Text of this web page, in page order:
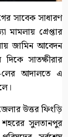
সাবেক সাধারণ
গ্রেপ্তার
জামিন আবেদন
সাতক্ষীরার
লের আদালতে এ
উত্তর ফিংড়ি
শহরের সুলতানপুর